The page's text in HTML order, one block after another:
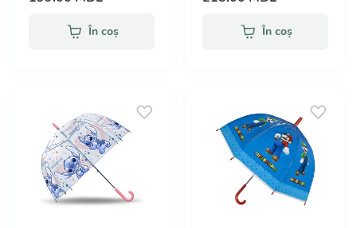
În coș În coș